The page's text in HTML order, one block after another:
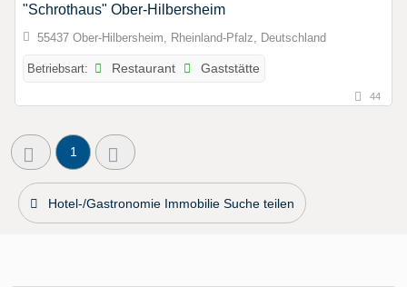
"Schrothaus" Ober-Hilbersheim
55437 Ober-Hilbersheim, Rheinland-Pfalz, Deutschland
Betriebsart: Restaurant Gaststätte
44
1
Hotel-/Gastronomie Immobilie Suche teilen